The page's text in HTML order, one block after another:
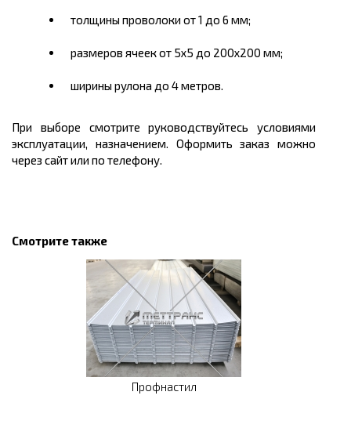
толщины проволоки от 1 до 6 мм;
размеров ячеек от 5х5 до 200х200 мм;
ширины рулона до 4 метров.
При выборе смотрите руководствуйтесь условиями
эксплуатации, назначением. Оформить заказ можно
через сайт или по телефону.
Смотрите также
Профнастил